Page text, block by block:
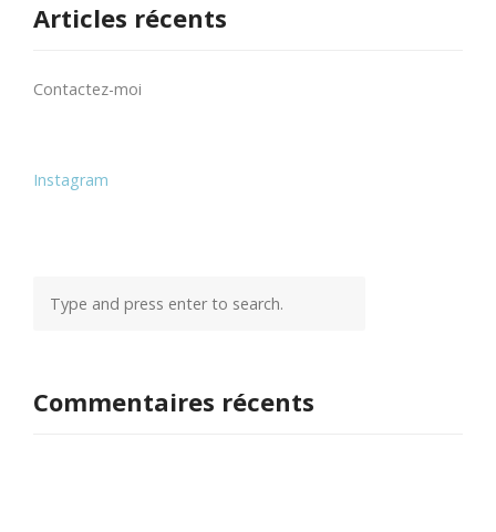
Articles récents
Contactez-moi
Instagram
Commentaires récents